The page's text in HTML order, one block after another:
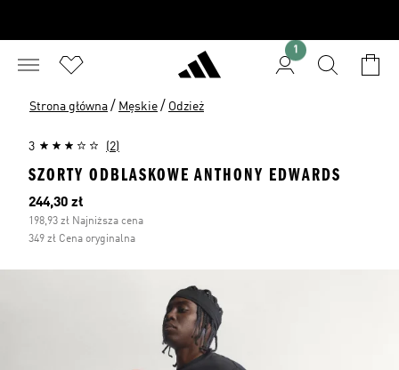
1
Strona główna / Męskie / Odzież
3 (2)
SZORTY ODBLASKOWE ANTHONY EDWARDS
Bieżąca cena
244,30 zł
198,93 zł Najniższa cena
349 zł Cena oryginalna